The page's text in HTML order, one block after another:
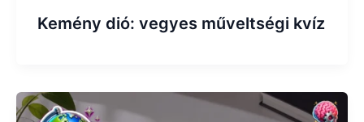
Kemény dió: vegyes műveltségi kvíz